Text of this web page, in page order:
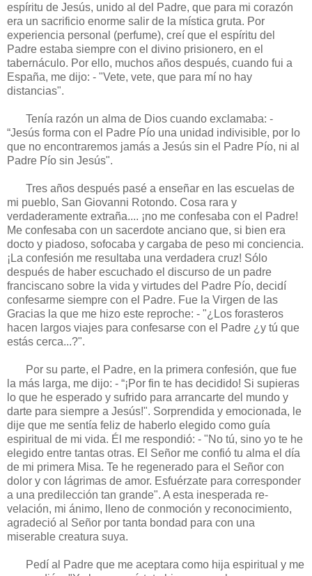
espíritu de Jesús, unido al del Padre, que para mi corazón
era un sacrificio enorme salir de la mística gruta. Por
experiencia personal (perfume), creí que el espíritu del
Padre estaba siempre con el divino prisionero, en el
tabernáculo. Por ello, muchos años después, cuando fui a
España, me dijo: - "Vete, vete, que para mí no hay
distancias".
Tenía razón un alma de Dios cuando exclamaba: -
“Jesús forma con el Padre Pío una unidad indivisible, por lo
que no encontraremos jamás a Jesús sin el Padre Pío, ni al
Padre Pío sin Jesús".
Tres años después pasé a enseñar en las escuelas de
mi pueblo, San Giovanni Roton­do. Cosa rara y
verdaderamente ex­traña.... ¡no me confesaba con el Padre!
Me confesaba con un sacerdote anciano que, si bien era
docto y piadoso, sofocaba y cargaba de peso mi conciencia.
¡La confesión me resul­taba una verdadera cruz! Sólo
después de haber escuchado el discurso de un padre
franciscano sobre la vida y virtudes del Padre Pío, decidí
confesarme siempre con el Pa­dre. Fue la Virgen de las
Gracias la que me hizo este reproche: - "¿Los forasteros
hacen largos viajes para confesarse con el Padre ¿y tú que
estás cerca...?".
Por su parte, el Pa­dre, en la primera confesión, que fue
la más larga, me dijo: - “¡Por fin te has decidi­do! Si supie­ras
lo que he esperado y sufrido para arrancarte del mundo y
darte para siempre a Je­sús!". Sor­prendida y emocionada, le
dije que me sen­tía feliz de haberlo elegido como guía
espiritual de mi vida. Él me respondió: - "No tú, sino yo te he
elegido entre tantas otras. El Señor me confió tu alma el día
de mi primera Misa. Te he rege­nerado para el Señor con
dolor y con lágrimas de amor. Esfuérzate para corresponder
a una predilección tan grande". A esta inesperada re­
velación, mi ánimo, lleno de conmoción y re­conocimiento,
agradeció al Señor por tanta bondad para con una
miserable creatura suya.
Pedí al Padre que me aceptara como hija espiritual y me